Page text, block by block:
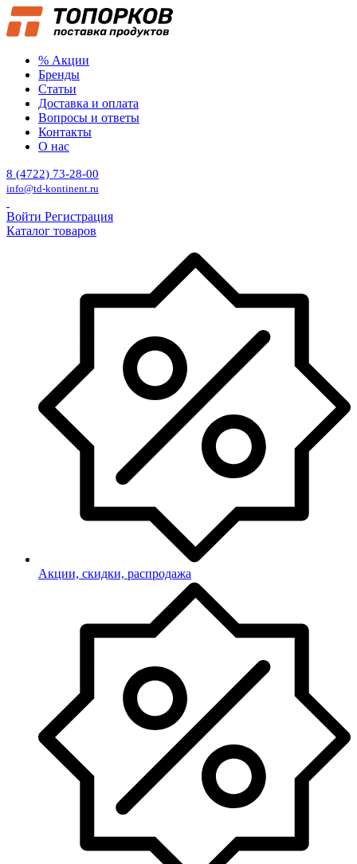
% Акции
Бренды
Статьи
Доставка и оплата
Вопросы и ответы
Контакты
О нас
8 (4722) 73-28-00
info@td-kontinent.ru
Войти Регистрация
Каталог товаров
Акции, скидки, распродажа